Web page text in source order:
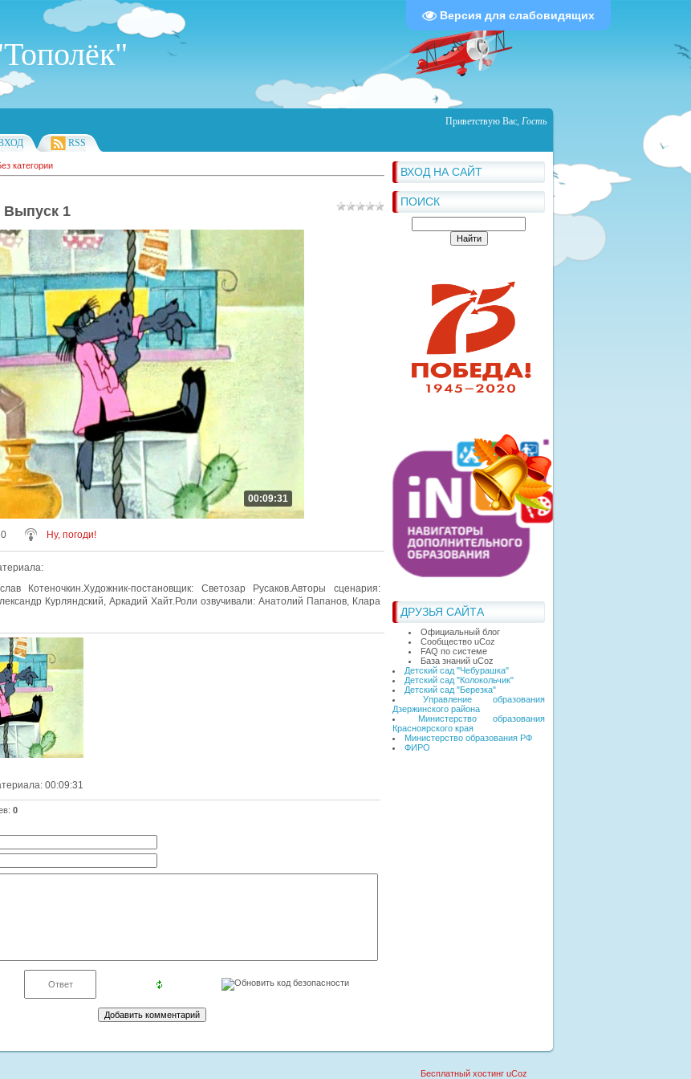
Версия для слабовидящих
Приветствую Вас, Гость
RSS
ВХОД НА САЙТ
ПОИСК
ДРУЗЬЯ САЙТА
Официальный блог
Сообщество uCoz
FAQ по системе
База знаний uCoz
Детский сад "Чебурашка"
Детский сад "Колокольчик"
Детский сад "Березка"
Управление образования
Дзержинского района
Министерство образования
Красноярского края
Министерство образования РФ
ФИРО
категории
Выпуск 1
00:09:31
0 Ну, погоди!
:
Котеночкин.Художник-постановщик: Светозар Русаков.Авторы сценария:
Курляндский, Аркадий Хайт.Роли озвучивали: Анатолий Папанов, Клара
: 00:09:31
: 0
Бесплатный хостинг uCoz